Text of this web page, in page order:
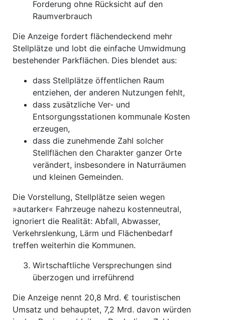
Forderung ohne Rücksicht auf den
Raumverbrauch
Die Anzeige fordert flächendeckend mehr
Stellplätze und lobt die einfache Umwidmung
bestehender Parkflächen. Dies blendet aus:
dass Stellplätze öffentlichen Raum
entziehen, der anderen Nutzungen fehlt,
dass zusätzliche Ver- und
Entsorgungsstationen kommunale Kosten
erzeugen,
dass die zunehmende Zahl solcher
Stellflächen den Charakter ganzer Orte
verändert, insbesondere in Naturräumen
und kleinen Gemeinden.
Die Vorstellung, Stellplätze seien wegen
»autarker« Fahrzeuge nahezu kostenneutral,
ignoriert die Realität: Abfall, Abwasser,
Verkehrslenkung, Lärm und Flächenbedarf
treffen weiterhin die Kommunen.
Wirtschaftliche Versprechungen sind
überzogen und irreführend
Die Anzeige nennt 20,8 Mrd. € touristischen
Umsatz und behauptet, 7,2 Mrd. davon würden